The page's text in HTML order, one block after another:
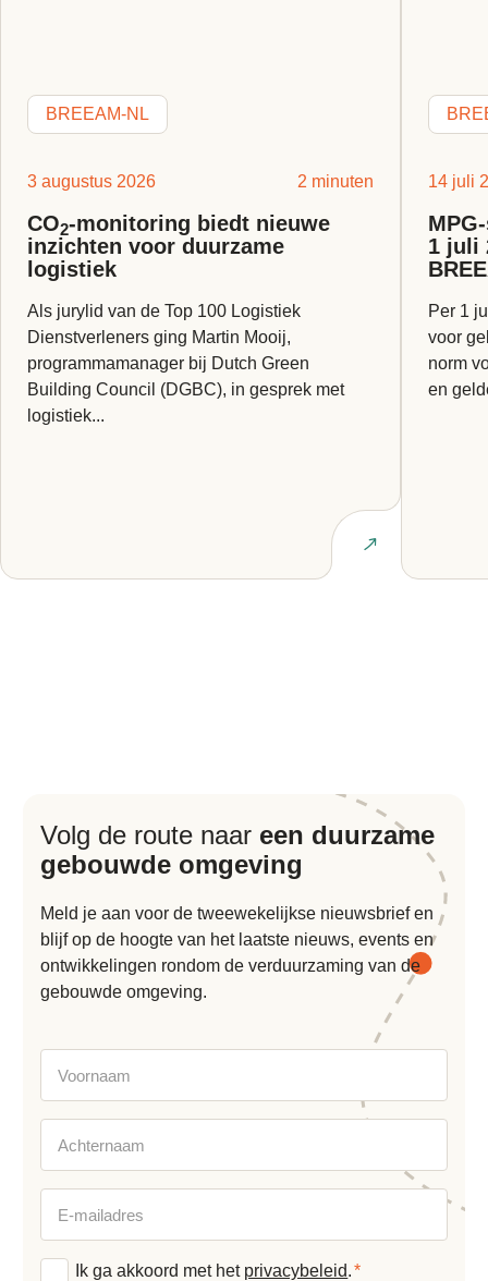
BREEAM-NL
3 augustus 2026 2 minuten
CO2-monitoring biedt nieuwe
inzichten voor duurzame
logistiek
Als jurylid van de Top 100 Logistiek
Dienstverleners ging Martin Mooij,
programmamanager bij Dutch Green
Building Council (DGBC), in gesprek met
logistiek...
Lees artikel
14 juli
1 juli
Per 1
voor
norm
en
Volg de route naar een duurzame
gebouwde omgeving
Meld je aan voor de tweewekelijkse nieuwsbrief en
blijf op de hoogte van het laatste nieuws, events en
ontwikkelingen rondom de verduurzaming van de
gebouwde omgeving.
mailadres
Algemene
Ik ga akkoord met het privacybeleid.*